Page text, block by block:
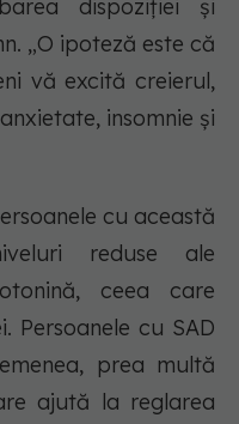
dispoziției și
„O ipoteză este că
vă excită creierul,
insomnie și
cu această
reduse ale
ceea care
Persoanele cu SAD
prea multă
ajută la reglarea